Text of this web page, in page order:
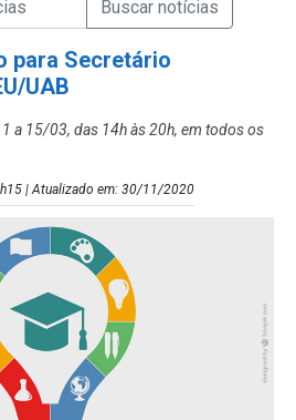
para Secretário
UAB
a 15/03, das 14h às 20h, em todos os
| Atualizado em: 30/11/2020